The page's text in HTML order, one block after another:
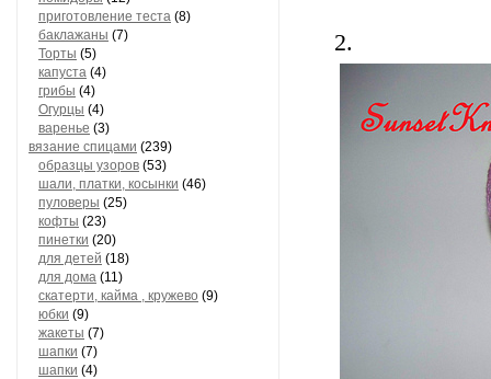
приготовление теста (8)
баклажаны (7)
Торты (5)
капуста (4)
грибы (4)
Огурцы (4)
варенье (3)
вязание спицами (239)
образцы узоров (53)
шали, платки, косынки (46)
пуловеры (25)
кофты (23)
пинетки (20)
для детей (18)
для дома (11)
скатерти, кайма , кружево (9)
юбки (9)
жакеты (7)
шапки (7)
шапки (4)
2.